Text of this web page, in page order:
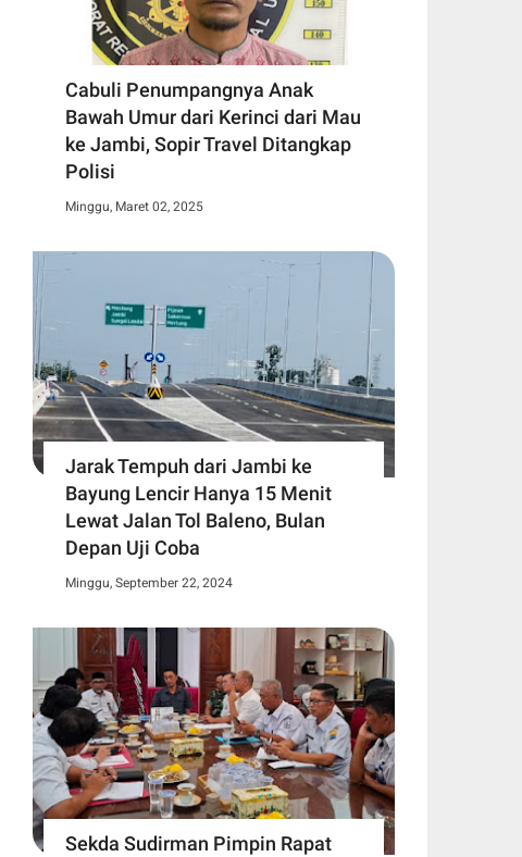
Cabuli Penumpangnya Anak
Bawah Umur dari Kerinci dari Mau
ke Jambi, Sopir Travel Ditangkap
Polisi
Minggu, Maret 02, 2025
Jarak Tempuh dari Jambi ke
Bayung Lencir Hanya 15 Menit
Lewat Jalan Tol Baleno, Bulan
Depan Uji Coba
Minggu, September 22, 2024
Sekda Sudirman Pimpin Rapat